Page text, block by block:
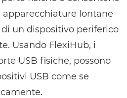
lontane
un dispositivo periferico
Usando FlexiHub, i
USB fisiche, possono
USB come se